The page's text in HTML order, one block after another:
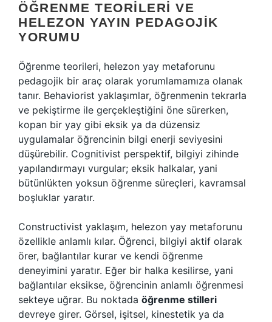
ÖĞRENME TEORILERI VE
HELEZON YAYIN PEDAGOJIK
YORUMU
Öğrenme teorileri, helezon yay metaforunu
pedagojik bir araç olarak yorumlamamıza olanak
tanır. Behaviorist yaklaşımlar, öğrenmenin tekrarla
ve pekiştirme ile gerçekleştiğini öne sürerken,
kopan bir yay gibi eksik ya da düzensiz
uygulamalar öğrencinin bilgi enerji seviyesini
düşürebilir. Cognitivist perspektif, bilgiyi zihinde
yapılandırmayı vurgular; eksik halkalar, yani
bütünlükten yoksun öğrenme süreçleri, kavramsal
boşluklar yaratır.
Constructivist yaklaşım, helezon yay metaforunu
özellikle anlamlı kılar. Öğrenci, bilgiyi aktif olarak
örer, bağlantılar kurar ve kendi öğrenme
deneyimini yaratır. Eğer bir halka kesilirse, yani
bağlantılar eksikse, öğrencinin anlamlı öğrenmesi
sekteye uğrar. Bu noktada öğrenme stilleri
devreye girer. Görsel, işitsel, kinestetik ya da